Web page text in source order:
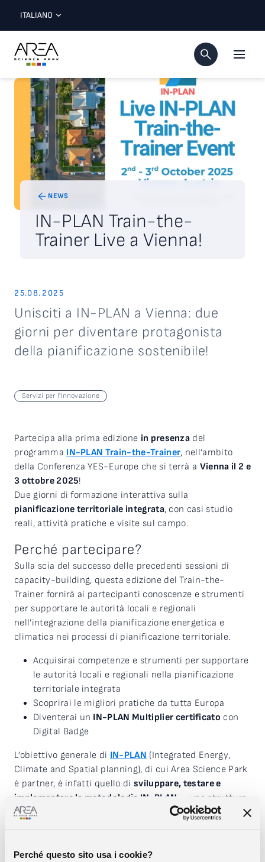
Perché questo sito usa i cookie?
ITALIANO
NEWS
IN-PLAN Train-the-
Trainer Live a Vienna!
25.08.2025
Unisciti a IN-PLAN a Vienna: due
giorni per diventare protagonista
della pianificazione sostenibile!
Servizi per l'Innovazione
Partecipa alla prima edizione in presenza del
programma IN-PLAN Train-the-Trainer, nell’ambito
della Conferenza YES-Europe che si terrà a Vienna il 2 e
3 ottobre 2025!
Due giorni di formazione interattiva sulla
pianificazione territoriale integrata, con casi studio
reali, attività pratiche e visite sul campo.
Perché partecipare?
Sulla scia del successo delle precedenti sessioni di
capacity-building, questa edizione del Train-the-
Trainer fornirà ai partecipanti conoscenze e strumenti
per supportare le autorità locali e regionali
nell’integrazione della pianificazione energetica e
climatica nei processi di pianificazione territoriale.
Acquisirai competenze e strumenti per supportare
le autorità locali e regionali nella pianificazione
territoriale integrata
Scoprirai le migliori pratiche da tutta Europa
Diventerai un IN-PLAN Multiplier certificato con
Digital Badge
L’obiettivo generale di IN-PLAN (Integrated Energy,
Climate and Spatial planning), di cui Area Science Park
è partner, è infatti quello di sviluppare, testare e
implementare la metodologia IN-PLAN – una struttura
di supporto di lunga durata che consenta agli enti
un’integrazione della pianificazione energetica e